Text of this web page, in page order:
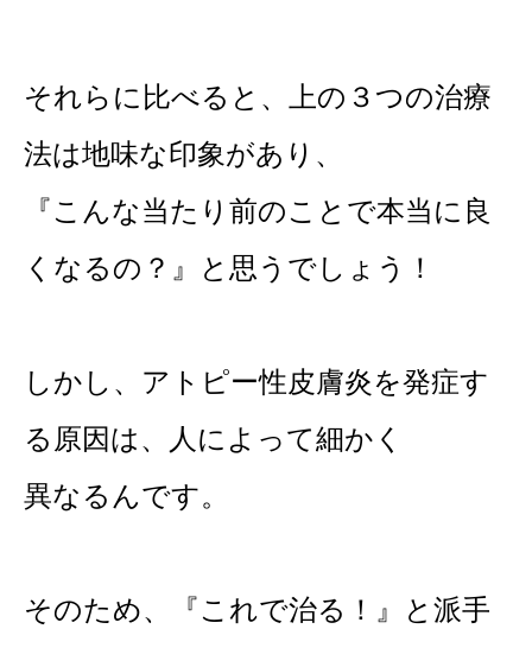
それらに比べると、上の３つの治療
法は地味な印象があり、
『こんな当たり前のことで本当に良
くなるの？』と思うでしょう！
しかし、アトピー性皮膚炎を発症す
る原因は、人によって細かく
異なるんです。
そのため、『これで治る！』と派手